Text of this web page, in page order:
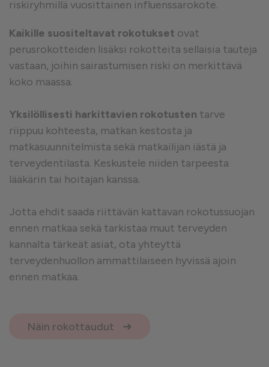
riskiryhmillä vuosittainen influenssarokote.
Kaikille suositeltavat rokotukset ovat
perusrokotteiden lisäksi rokotteita sellaisia tauteja
vastaan, joihin sairastumisen riski on merkittävä
koko maassa.
Yksilöllisesti harkittavien rokotusten tarve
riippuu kohteesta, matkan kestosta ja
matkasuunnitelmista sekä matkailijan iästä ja
terveydentilasta. Keskustele niiden tarpeesta
lääkärin tai hoitajan kanssa.
Jotta ehdit saada riittävän kattavan rokotussuojan
ennen matkaa sekä tarkistaa muut terveyden
kannalta tärkeät asiat, ota yhteyttä
terveydenhuollon ammattilaiseen hyvissä ajoin
ennen matkaa.
Näin rokottaudut